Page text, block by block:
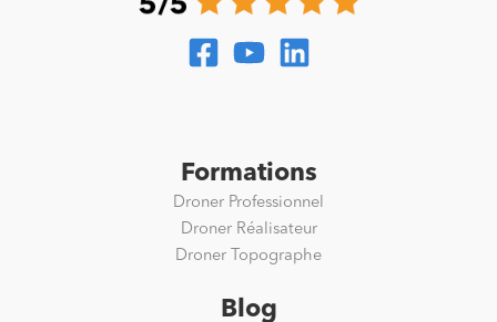
Formations
Droner Professionnel
Droner Réalisateur
Droner Topographe
Blog